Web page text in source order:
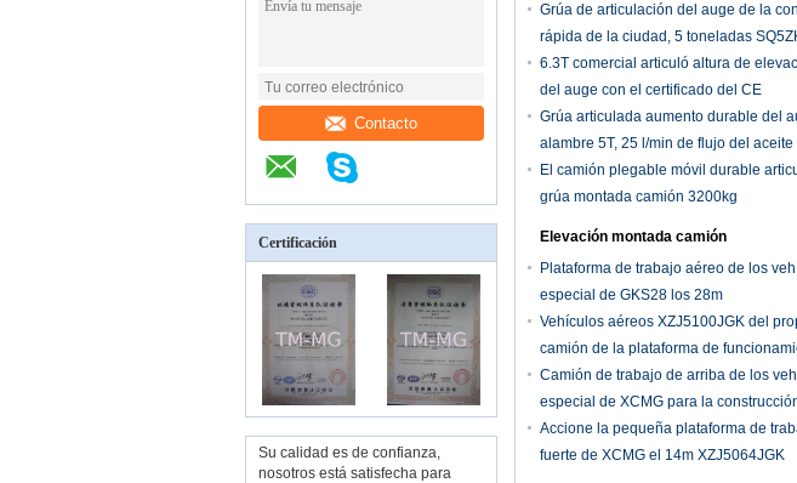
Contacto
Certificación
Su calidad es de confianza,
nosotros está satisfecha para
Grúa de articulación del auge de la
rápida de la ciudad, 5 toneladas
6.3T comercial articuló altura de
del auge con el certificado del CE
Grúa articulada aumento durable del
alambre 5T, 25 l/min de flujo del aceite
El camión plegable móvil durable
grúa montada camión 3200kg
Elevación montada camión
Plataforma de trabajo aéreo de los
especial de GKS28 los 28m
Vehículos aéreos XZJ5100JGK del
camión de la plataforma de
21M
Camión de trabajo de arriba de los
especial de XCMG para la
Accione la pequeña plataforma de
fuerte de XCMG el 14m XZJ5064JGK